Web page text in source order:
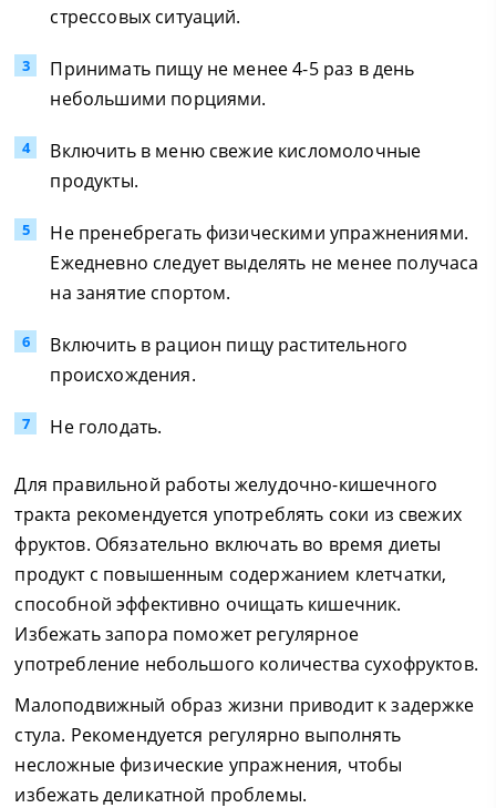
стрессовых ситуаций.
Принимать пищу не менее 4-5 раз в день
небольшими порциями.
Включить в меню свежие кисломолочные
продукты.
Не пренебрегать физическими упражнениями.
Ежедневно следует выделять не менее получаса
на занятие спортом.
Включить в рацион пищу растительного
происхождения.
Не голодать.
Для правильной работы желудочно-кишечного
тракта рекомендуется употреблять соки из свежих
фруктов. Обязательно включать во время диеты
продукт с повышенным содержанием клетчатки,
способной эффективно очищать кишечник.
Избежать запора поможет регулярное
употребление небольшого количества сухофруктов.
Малоподвижный образ жизни приводит к задержке
стула. Рекомендуется регулярно выполнять
несложные физические упражнения, чтобы
избежать деликатной проблемы.